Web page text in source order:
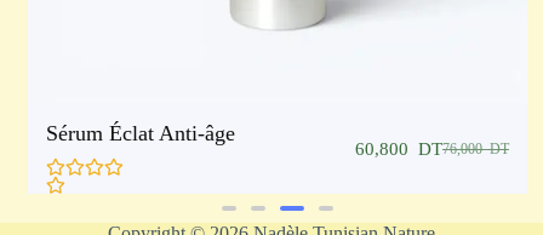
Sérum Éclat Anti-âge
Noté5.00
76,000DT
60,800 DT